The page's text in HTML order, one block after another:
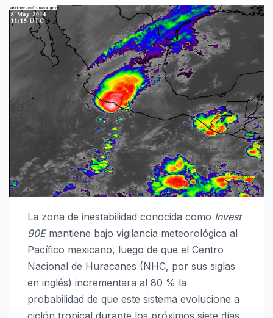
La zona de inestabilidad conocida como Invest
90Emantiene bajo vigilancia meteorológica al
Pacífico mexicano, luego de que el Centro
Nacional de Huracanes (NHC, por sus siglas
en inglés) incrementara al 80 % la
probabilidad de que este sistema evolucione a